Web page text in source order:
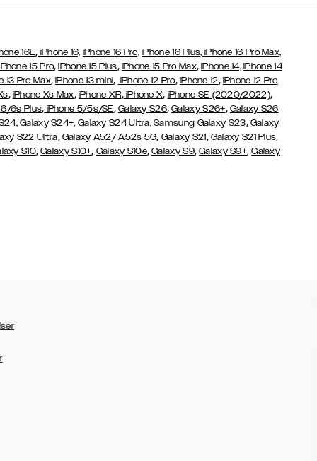
16E, iPhone 16, iPhone 16 Pro, iPhone 16 Plus, iPhone 16 Pro Max,
15 Pro,iPhone 15 Plus, iPhone 15 Pro Max,iPhone 14, iPhone 14
13 Pro Max,iPhone 13 mini, iPhone 12 Pro, iPhone 12, iPhone 12 Pro
, iPhone Xs Max, iPhone XR,iPhone X, iPhone SE (2020/2022),
6/6s Plus, iPhone 5/5s/SE, Galaxy S26,Galaxy S26+, Galaxy S26
Galaxy S24+, Galaxy S24 Ultra, Samsung Galaxy S23, Galaxy
S22 Ultra, Galaxy A52/ A52s 5G, Galaxy S21, Galaxy S21 Plus,
S10,Galaxy S10+, Galaxy S10e,Galaxy S9,Galaxy S9+,Galaxy